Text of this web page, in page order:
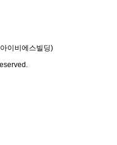
이비에스빌딩)